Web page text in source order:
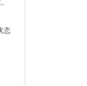
态